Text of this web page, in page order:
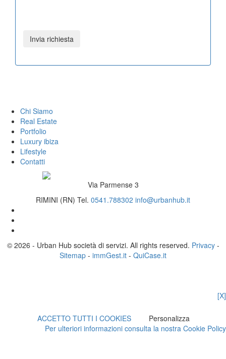
Chi Siamo
Real Estate
Portfolio
Luxury ibiza
Lifestyle
Contatti
Via Parmense 3
RIMINI (RN) Tel. 0541.788302 info@urbanhub.it
© 2026 - Urban Hub società di servizi. All rights reserved. Privacy-
Sitemap - immGest.it - QuiCase.it
[X]
ACCETTO TUTTI I COOKIES
Personalizza
Per ulteriori informazioni consulta la nostra Cookie Policy